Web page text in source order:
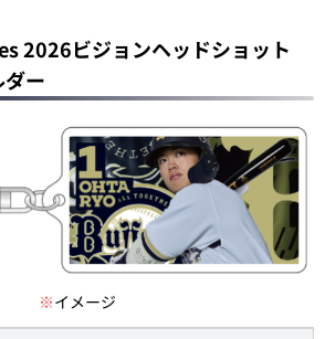
2026ビジョンヘッドショット
ー
※イメージ